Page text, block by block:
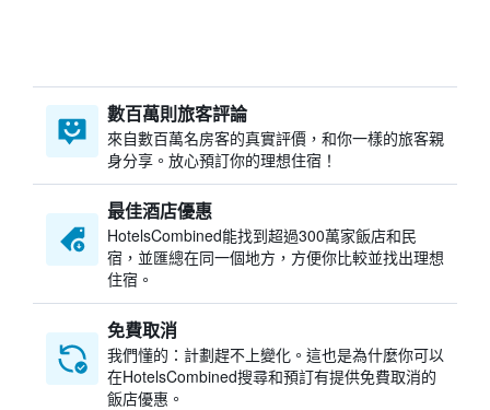
數百萬則旅客評論
來自數百萬名房客的真實評價，和你一樣的旅客親
身分享。放心預訂你的理想住宿！
最佳酒店優惠
HotelsCombined​能找到超過300萬家飯店和民
宿，並匯總在同一個地方，方便你比較並找出理想
住宿。
免費取消
我們懂的：計劃趕不上變化。這也是為什麼你可以
在HotelsCombined搜尋和預訂有提供免費取消的
飯店優惠。